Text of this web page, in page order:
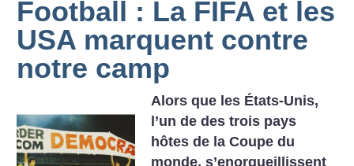
Football : La FIFA et les
USA marquent contre
notre camp
Alors que les États-Unis,
l’un de des trois pays
hôtes de la Coupe du
monde, s’enorgueillissent